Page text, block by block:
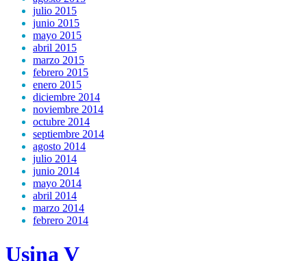
julio 2015
junio 2015
mayo 2015
abril 2015
marzo 2015
febrero 2015
enero 2015
diciembre 2014
noviembre 2014
octubre 2014
septiembre 2014
agosto 2014
julio 2014
junio 2014
mayo 2014
abril 2014
marzo 2014
febrero 2014
Usina V